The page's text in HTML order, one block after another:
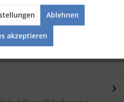
Ablehnen
akzeptieren